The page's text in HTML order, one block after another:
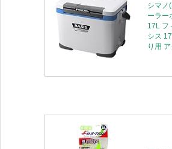
シマノ
ーラー
17L フ
シス
り用